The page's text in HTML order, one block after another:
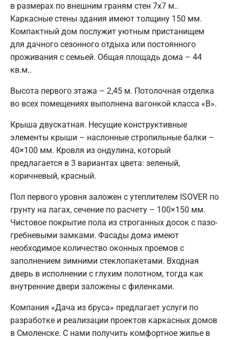
в размерах по внешним граням стен 7х7 м..
Каркасные стены здания имеют толщину 150 мм.
Компактный дом послужит уютным пристанищем
для дачного сезонного отдыха или постоянного
проживания с семьей. Общая площадь дома – 44
кв.м..
Высота первого этажа – 2,45 м. Потолочная отделка
во всех помещениях выполнена вагонкой класса «В».
Крыша двускатная. Несущие конструктивные
элементы крыши – наслонные стропильные балки –
40×100 мм. Кровля из ондулина, который
предлагается в 3 вариантах цвета: зеленый,
коричневый, красный.
Пол первого уровня заложен с утеплителем ISOVER по
грунту на лагах, сечение по расчету – 100×150 мм.
Чистовое покрытие пола из строганных досок с пазо-
гребневыми замками. Фасады дома имеют
необходимое количество оконных проемов с
заполнением зимними стеклопакетами. Входная
дверь в исполнении с глухим полотном, тогда как
внутренние двери заложены с филенками.
Компания «Дача из бруса» предлагает услуги по
разработке и реализации проектов каркасных домов
в Смоленске. С нами получить комфортное жилье в